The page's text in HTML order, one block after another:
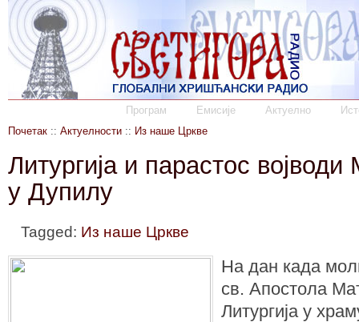
Програм Емисије Актуелно
Почетак :: Актуелности :: Из наше Цркве
Литургија и парастос
у Дупилу
Tagged: Из наше Цркве
На дан када
св. Апостола
Литургија у